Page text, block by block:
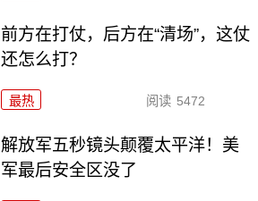
前方在打仗，后方在“清场”，这仗
还怎么打？
最热 阅读 5472
解放军五秒镜头颠覆太平洋！美
军最后安全区没了